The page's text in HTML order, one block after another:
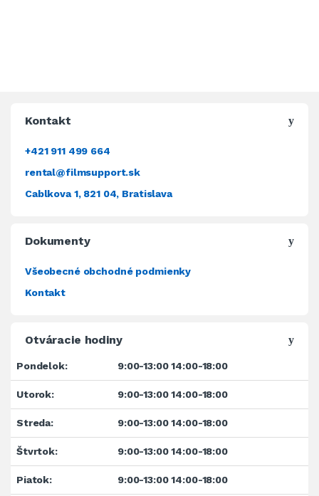
Kontakt
+421 911 499 664
rental@filmsupport.sk
Cablkova 1, 821 04, Bratislava
Dokumenty
Všeobecné obchodné podmienky
Kontakt
Otváracie hodiny
Pondelok: 9:00-13:00 14:00-18:00
Utorok: 9:00-13:00 14:00-18:00
Streda: 9:00-13:00 14:00-18:00
Štvrtok: 9:00-13:00 14:00-18:00
Piatok: 9:00-13:00 14:00-18:00